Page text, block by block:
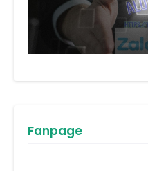
Fanpage